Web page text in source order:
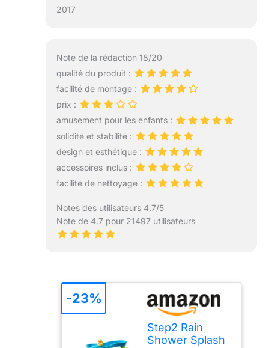
2017
Note de la rédaction 18/20
qualité du produit :
facilité de montage :
prix :
amusement pour les enfants :
solidité et stabilité :
design et esthétique :
accessoires inclus :
facilité de nettoyage :
Notes des utilisateurs 4.7/5
Note de 4.7 pour 21497 utilisateurs
Step2 Rain
Shower Splash
-23%